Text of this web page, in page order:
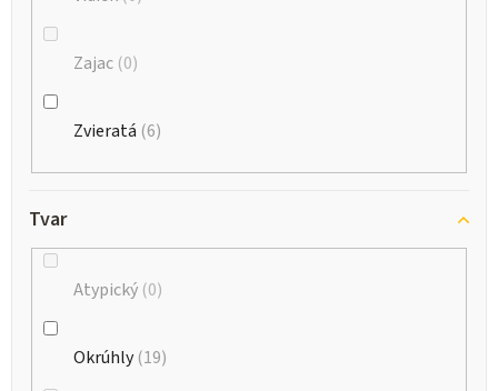
Zajac 0
Zvieratá 6
Tvar
Atypický 0
Okrúhly 19